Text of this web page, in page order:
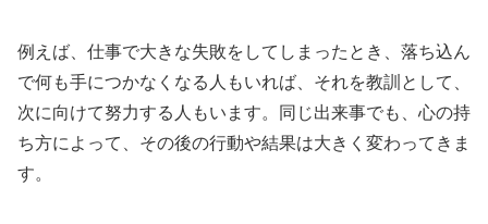
例えば、仕事で大きな失敗をしてしまったとき、落ち込ん
で何も手につかなくなる人もいれば、それを教訓として、
次に向けて努力する人もいます。同じ出来事でも、心の持
ち方によって、その後の行動や結果は大きく変わってきま
す。